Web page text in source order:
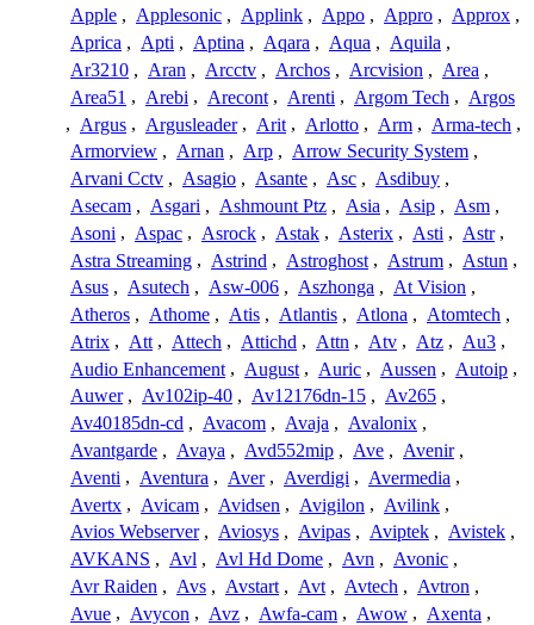
Apple , Applesonic , Applink , Appo , Appro , Approx ,
Aprica , Apti , Aptina , Aqara , Aqua , Aquila ,
Ar3210 , Aran , Arcctv , Archos , Arcvision , Area ,
Area51 , Arebi , Arecont , Arenti , Argom Tech , Argos
, Argus , Argusleader , Arit , Arlotto , Arm , Arma-tech ,
Armorview , Arnan , Arp , Arrow Security System ,
Arvani Cctv , Asagio , Asante , Asc , Asdibuy ,
Asecam , Asgari , Ashmount Ptz , Asia , Asip , Asm ,
Asoni , Aspac , Asrock , Astak , Asterix , Asti , Astr ,
Astra Streaming , Astrind , Astroghost , Astrum , Astun ,
Asus , Asutech , Asw-006 , Aszhonga , At Vision ,
Atheros , Athome , Atis , Atlantis , Atlona , Atomtech ,
Atrix , Att , Attech , Attichd , Attn , Atv , Atz , Au3 ,
Audio Enhancement , August , Auric , Aussen , Autoip ,
Auwer , Av102ip-40 , Av12176dn-15 , Av265 ,
Av40185dn-cd , Avacom , Avaja , Avalonix ,
Avantgarde , Avaya , Avd552mip , Ave , Avenir ,
Aventi , Aventura , Aver , Averdigi , Avermedia ,
Avertx , Avicam , Avidsen , Avigilon , Avilink ,
Avios Webserver , Aviosys , Avipas , Aviptek , Avistek ,
AVKANS , Avl , Avl Hd Dome , Avn , Avonic ,
Avr Raiden , Avs , Avstart , Avt , Avtech , Avtron ,
Avue , Avycon , Avz , Awfa-cam , Awow , Axenta ,